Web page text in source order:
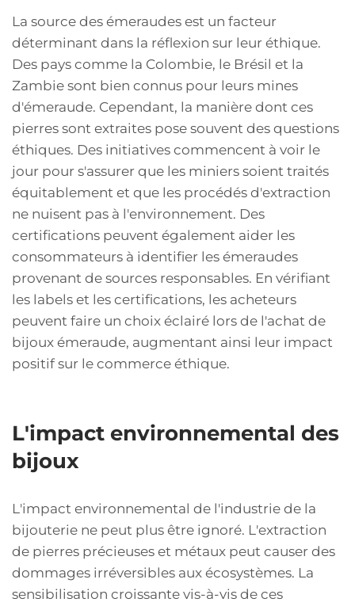
La source des émeraudes est un facteur
déterminant dans la réflexion sur leur éthique.
Des pays comme la Colombie, le Brésil et la
Zambie sont bien connus pour leurs mines
d'émeraude. Cependant, la manière dont ces
pierres sont extraites pose souvent des questions
éthiques. Des initiatives commencent à voir le
jour pour s'assurer que les miniers soient traités
équitablement et que les procédés d'extraction
ne nuisent pas à l'environnement. Des
certifications peuvent également aider les
consommateurs à identifier les émeraudes
provenant de sources responsables. En vérifiant
les labels et les certifications, les acheteurs
peuvent faire un choix éclairé lors de l'achat de
bijoux émeraude, augmentant ainsi leur impact
positif sur le commerce éthique.
L'impact environnemental des
bijoux
L'impact environnemental de l'industrie de la
bijouterie ne peut plus être ignoré. L'extraction
de pierres précieuses et métaux peut causer des
dommages irréversibles aux écosystèmes. La
sensibilisation croissante vis-à-vis de ces